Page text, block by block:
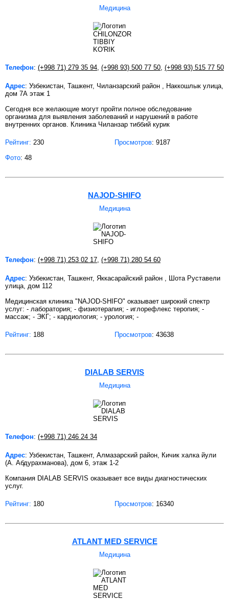
Медицина
Телефон: (+998 71) 279 35 94, (+998 93) 500 77 50, (+998 93) 515 77 50
Адрес: Узбекистан, Ташкент, Чиланзарский район , Наккошлык улица,
дом 7А этаж 1
Сегодня все желающие могут пройти полное обследование
организма для выявления заболеваний и нарушений в работе
внутренних органов. Клиника Чиланзар тиббий курик
Рейтинг: 230 Просмотров: 9187
Фото: 48
NAJOD-SHIFO
Медицина
Телефон: (+998 71) 253 02 17, (+998 71) 280 54 60
Адрес: Узбекистан, Ташкент, Яккасарайский район , Шота Руставели
улица, дом 112
Медицинская клиника "NAJOD-SHIFO" оказывает широкий спектр
услуг: - лаборатория; - физиотерапия; - иглорефлекс теропия; -
массаж; - ЭКГ; - кардиология; - урология; -
Рейтинг: 188 Просмотров: 43638
DIALAB SERVIS
Медицина
Телефон: (+998 71) 246 24 34
Адрес: Узбекистан, Ташкент, Алмазарский район, Кичик халка йули
(А. Абдурахманова), дом 6, этаж 1-2
Компания DIALAB SERVIS оказывает все виды диагностических
услуг.
Рейтинг: 180 Просмотров: 16340
ATLANT MED SERVICE
Медицина